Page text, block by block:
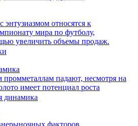
относятся к
мира по футболу,
увеличить объемы продаж.
падают, несмотря на
имеет потенциал роста
факторов